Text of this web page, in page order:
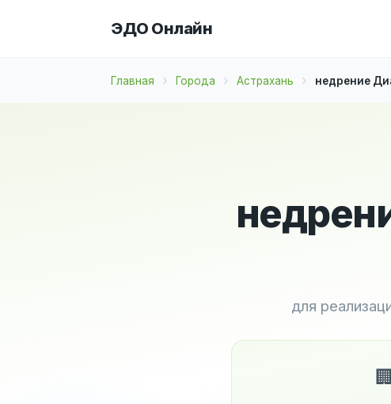
ЭДО Онлайн
Главная Города Астрахань недрение
для
🏢